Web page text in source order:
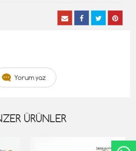
Yorum yaz
ÜRÜNLER